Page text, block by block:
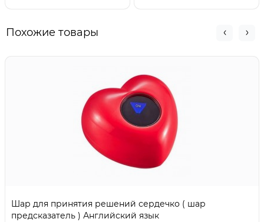
Похожие товары
Шар для принятия решений сердечко ( шар
предсказатель ) Английский язык